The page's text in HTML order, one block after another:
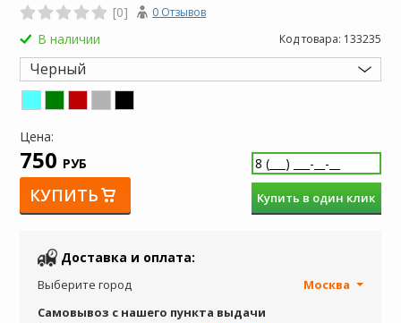
[0] 0 Отзывов
В наличии Код товара: 133235
Черный
Цена:
750 РУБ
КУПИТЬ Купить в один клик
Доставка и оплата:
Выберите город
Москва
Самовывоз с нашего пункта выдачи